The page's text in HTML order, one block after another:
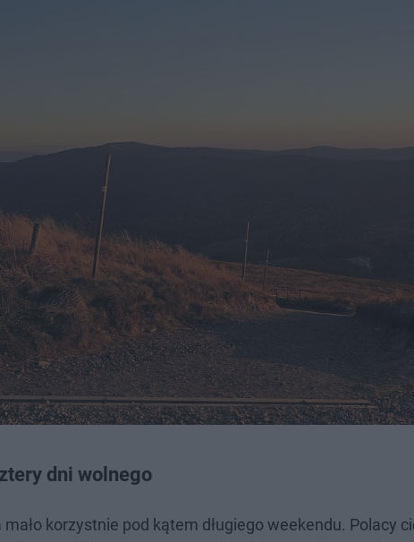
dni wolnego
korzystnie pod kątem długiego weekendu. Polacy